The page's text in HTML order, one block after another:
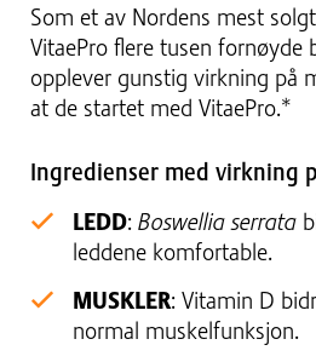
Som et av Nordens mest
VitaePro flere tusen fornøyde
opplever gunstig virkning på
at de startet med VitaePro.*
Ingredienser med virkning
LEDD: Boswellia serrata
leddene komfortable.
MUSKLER: Vitamin D
normal muskelfunksjon.